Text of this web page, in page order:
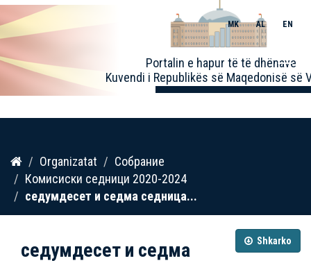
Kalo
përmbajtja
Portalin e hapur të të dhënave
Kuvendi i Republikës së Maqedonisë së
MK AL EN
Toggle
Organizatat
Собрание
Комисиски седници 2020-2024
седумдесет и седма седница...
Shkarko
седумдесет и седма